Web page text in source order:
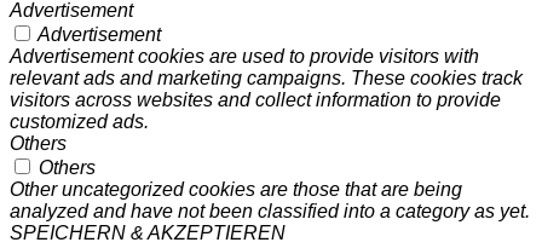
Advertisement
Advertisement
Advertisement cookies are used to provide visitors with
relevant ads and marketing campaigns. These cookies track
visitors across websites and collect information to provide
customized ads.
Others
Others
Other uncategorized cookies are those that are being
analyzed and have not been classified into a category as yet.
SPEICHERN & AKZEPTIEREN